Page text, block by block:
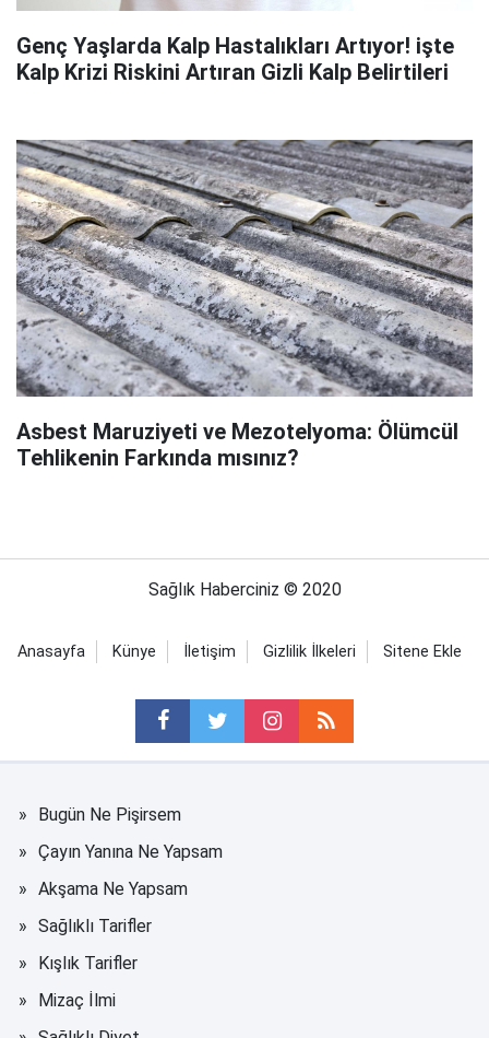
Genç Yaşlarda Kalp Hastalıkları Artıyor! işte
Kalp Krizi Riskini Artıran Gizli Kalp Belirtileri
Asbest Maruziyeti ve Mezotelyoma: Ölümcül
Tehlikenin Farkında mısınız?
Sağlık Haberciniz © 2020
Anasayfa Künye İletişim Gizlilik İlkeleri Sitene Ekle
Bugün Ne Pişirsem
Çayın Yanına Ne Yapsam
Akşama Ne Yapsam
Sağlıklı Tarifler
Kışlık Tarifler
Mizaç İlmi